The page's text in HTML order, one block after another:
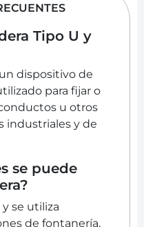
Tipo U y
dispositivo de
para fijar o
u otros
industriales y de
se puede
y se utiliza
de fontanería,